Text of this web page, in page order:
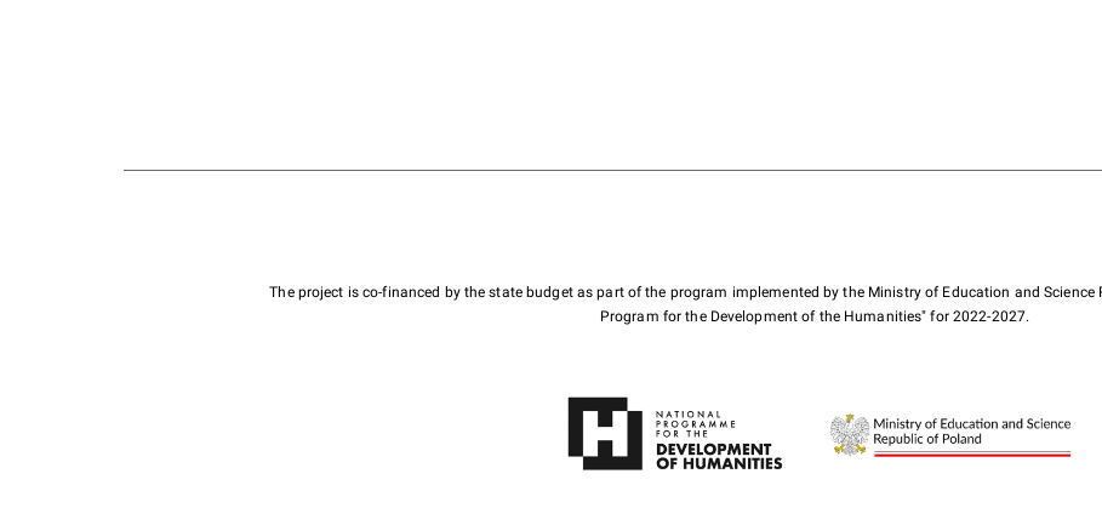
The project is co-financed by the state budget as part of the program implemented by the Ministry of Education and Science
Program for the Development of the Humanities" for 2022-2027.